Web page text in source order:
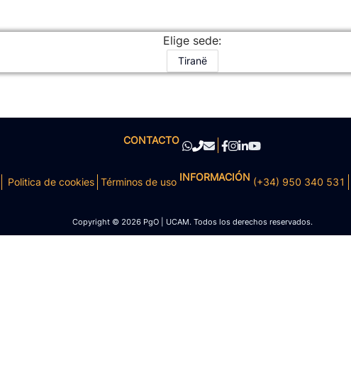
Elige sede:
Tiranë
CONTACTO
Politica de cookies Términos de uso INFORMACIÓN (+34) 950 340 531
Copyright © 2026 PgO | UCAM. Todos los derechos reservados.